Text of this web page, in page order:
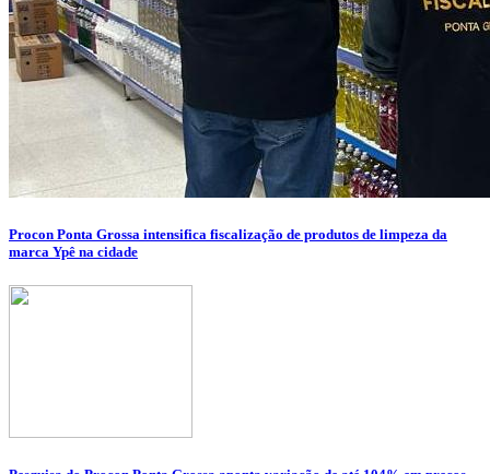
Procon Ponta Grossa intensifica fiscalização de produtos de limpeza da
marca Ypê na cidade